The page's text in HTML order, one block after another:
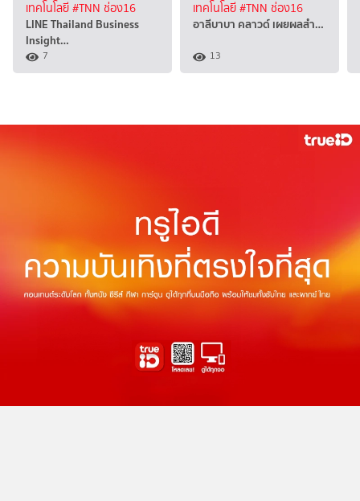
เทคโนโลยี#TNN ช่อง16
LINE Thailand Business
Insight…
7
เทคโนโลยี#TNN ช่อง16
อาลีบาบา คลาวด์ เผยผลสำ…
13